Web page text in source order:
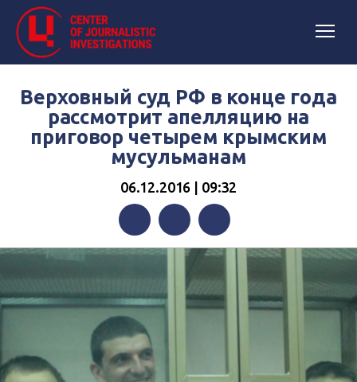
Верховный суд РФ в конце года
рассмотрит апелляцию на
приговор четырем крымским
мусульманам
06.12.2016 | 09:32
FacebookTwitterTelegram